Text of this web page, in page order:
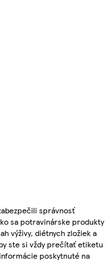
správnosť
sa potravinárske produkty
výživy, diétnych zložiek a
ste si vždy prečítať etiketu
poskytnuté na